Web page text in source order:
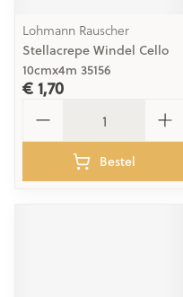
Lohmann Rauscher
Stellacrepe Windel Cello
10cmx4m 35156
€ 1,70
Bestel